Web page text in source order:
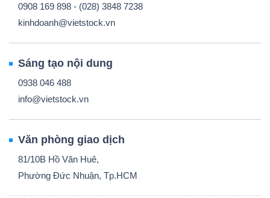
0908 169 898 - (028) 3848 7238
kinhdoanh@vietstock.vn
Sáng tạo nội dung
0938 046 488
info@vietstock.vn
Văn phòng giao dịch
81/10B Hồ Văn Huê,
Phường Đức Nhuận, Tp.HCM